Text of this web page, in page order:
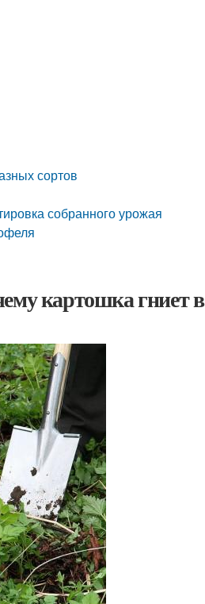
сортов
собранного урожая
картошка гниет в